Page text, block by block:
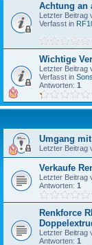
Achtung an
Letzter Beitrag
Verfasst in
Wichtige
Letzter Beitrag
Verfasst in
Antworten: 1
Umgang
Letzter Beitrag
Verkaufe
Letzter Beitrag
Antworten: 1
Renkforce
Letzter Beitrag
Antworten: 1